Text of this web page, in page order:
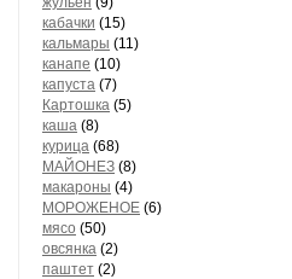
кабачки (15)
кальмары (11)
канапе (10)
капуста (7)
Картошка (5)
каша (8)
курица (68)
МАЙОНЕЗ (8)
макароны (4)
МОРОЖЕНОЕ (6)
мясо (50)
овсянка (2)
паштет (2)